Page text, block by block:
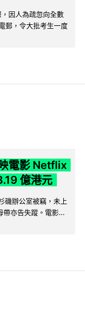
因人為疏忽向全數
郵，令大批考生一度
電影 Netflix
億港元
磯辦公室被竊，未上
亦告失蹤。電影...